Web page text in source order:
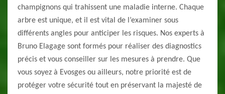
champignons qui trahissent une maladie interne. Chaque
arbre est unique, et il est vital de l’examiner sous
différents angles pour anticiper les risques. Nos experts à
Bruno Elagage sont formés pour réaliser des diagnostics
précis et vous conseiller sur les mesures à prendre. Que
vous soyez à Evosges ou ailleurs, notre priorité est de
protéger votre sécurité tout en préservant la majesté de